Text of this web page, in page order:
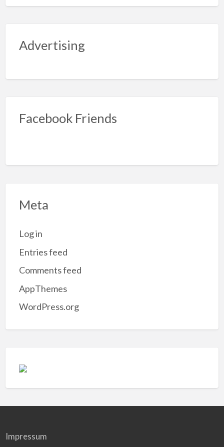
Advertising
Facebook Friends
Meta
Log in
Entries feed
Comments feed
AppThemes
WordPress.org
Impressum